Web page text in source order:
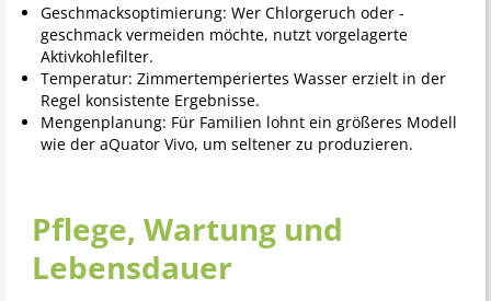
Geschmacksoptimierung: Wer Chlorgeruch oder -
geschmack vermeiden möchte, nutzt vorgelagerte
Aktivkohlefilter.
Temperatur: Zimmertemperiertes Wasser erzielt in der
Regel konsistente Ergebnisse.
Mengenplanung: Für Familien lohnt ein größeres Modell
wie der aQuator Vivo, um seltener zu produzieren.
Pflege, Wartung und
Lebensdauer